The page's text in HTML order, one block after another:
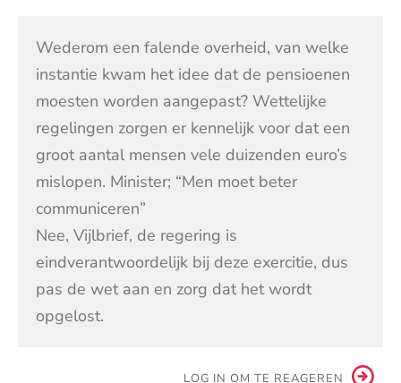
Wederom een falende overheid, van welke
instantie kwam het idee dat de pensioenen
moesten worden aangepast? Wettelijke
regelingen zorgen er kennelijk voor dat een
groot aantal mensen vele duizenden euro’s
mislopen. Minister; “Men moet beter
communiceren”
Nee, Vijlbrief, de regering is
eindverantwoordelijk bij deze exercitie, dus
pas de wet aan en zorg dat het wordt
opgelost.
LOG IN OM TE REAGEREN